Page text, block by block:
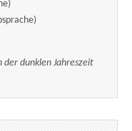
dunklen Jahreszeit